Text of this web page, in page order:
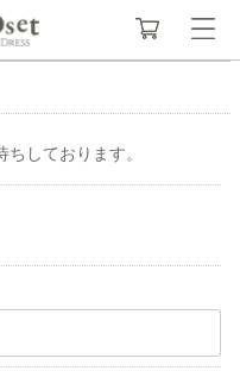
しております。